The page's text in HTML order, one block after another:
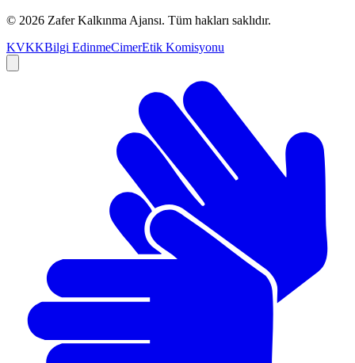
© 2026 Zafer Kalkınma Ajansı. Tüm hakları saklıdır.
KVKKBilgi EdinmeCimerEtik Komisyonu